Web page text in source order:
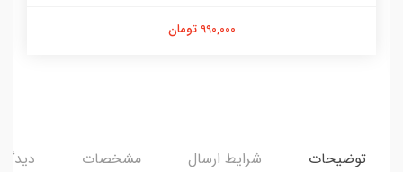
990,000 تومان
توضیحات شرایط ارسال مشخصات